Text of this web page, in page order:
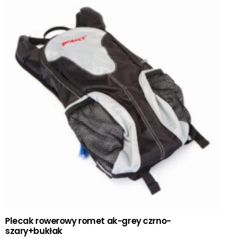
Plecak rowerowy romet ak-grey czrno-
szary+bukłak